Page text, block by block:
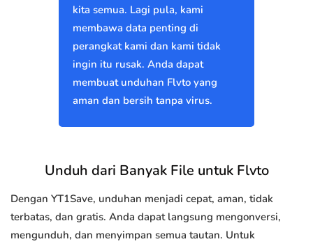
kita semua. Lagi pula, kami
membawa data penting di
perangkat kami dan kami tidak
ingin itu rusak. Anda dapat
membuat unduhan Flvto yang
aman dan bersih tanpa virus.
Unduh dari Banyak File untuk Flvto
Dengan YT1Save, unduhan menjadi cepat, aman, tidak
terbatas, dan gratis. Anda dapat langsung mengonversi,
mengunduh, dan menyimpan semua tautan. Untuk